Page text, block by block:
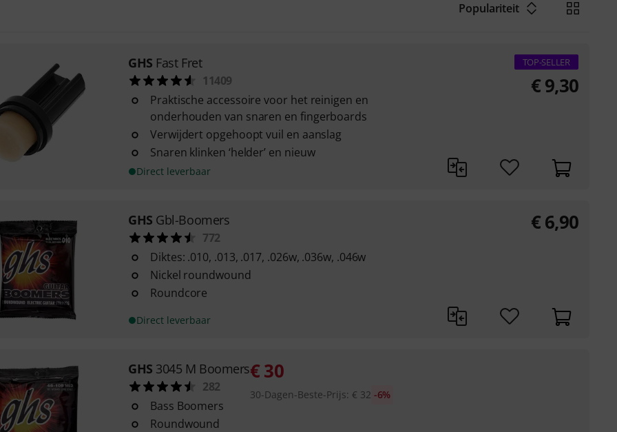
Populariteit
GHS Fast Fret
11409
Praktische accessoire voor het reinigen en
onderhouden van snaren en fingerboards
Verwijdert opgehoopt vuil en aanslag
Snaren klinken ‘helder’ en nieuw
Direct leverbaar
TOP-SELLER
€9,30
GHS Gbl-Boomers
772
Diktes: .010, .013, .017, .026w, .036w, .046w
Nickel roundwound
Roundcore
Direct leverbaar
€6,90
GHS 3045 M Boomers
282
Bass Boomers
Roundwound
€30
30-Dagen-Beste-Prijs: € 32 -6%